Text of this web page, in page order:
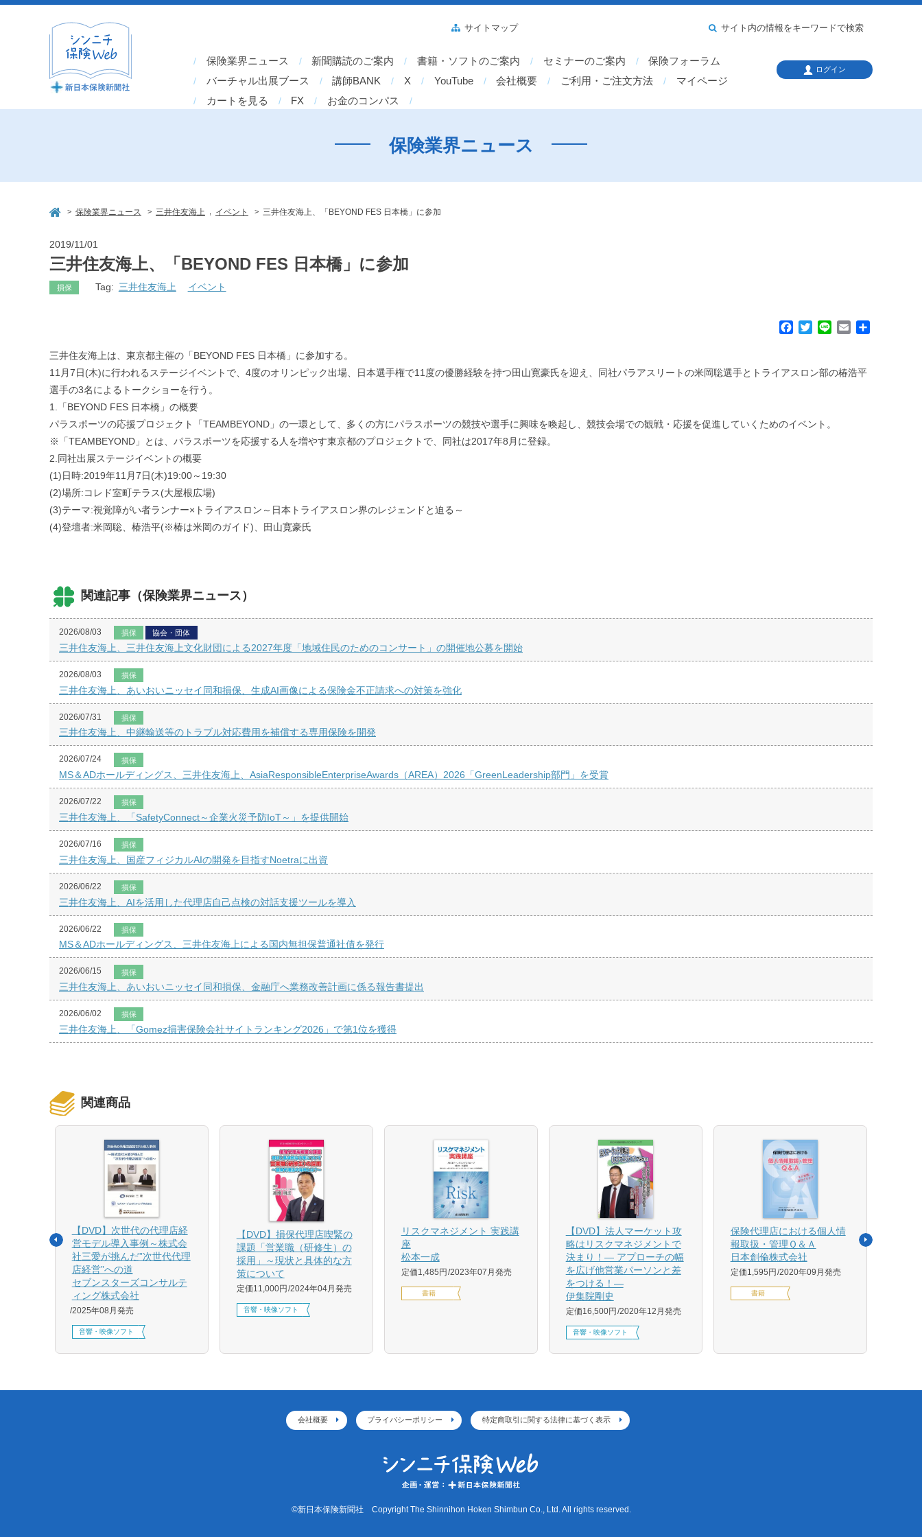
保険業界ニュース 新聞購読のご案内 書籍・ソフトのご案内 セミナーのご案内
保険フォーラム
バーチャル出展ブース
講師BANK X YouTube 会社概要 ご利用・ご注文方法
マイページ
カートを見る
FX お金のコンパス
サイトマップ サイト内の情報をキーワードで検索
ログイン
保険業界ニュース
> 保険業界ニュース > 三井住友海上 イベント > 三井住友海上、「BEYOND FES 日本橋」に参加
2019/11/01
三井住友海上、「BEYOND FES 日本橋」に参加
損保 Tag: 三井住友海上 イベント
e
k
t
e
i
三井住友海上は、東京都主催の「BEYOND FES 日本橋」に参加する。
11月7日(木)に行われるステージイベントで、4度のオリンピック出場、日本選手権で11度の優勝経験を持つ田山寛豪氏を迎え、同社パラアスリートの米岡聡選手とトライアスロン部の椿浩平
選手の3名によるトークショーを行う。
1.「BEYOND FES 日本橋」の概要
パラスポーツの応援プロジェクト「TEAMBEYOND」の一環として、多くの方にパラスポーツの競技や選手に興味を喚起し、競技会場での観戦・応援を促進していくためのイベント。
※「TEAMBEYOND」とは、パラスポーツを応援する人を増やす東京都のプロジェクトで、同社は2017年8月に登録。
2.同社出展ステージイベントの概要
(1)日時:2019年11月7日(木)19:00～19:30
(2)場所:コレド室町テラス(大屋根広場)
(3)テーマ:視覚障がい者ランナー×トライアスロン～日本トライアスロン界のレジェンドと迫る～
(4)登壇者:米岡聡、椿浩平(※椿は米岡のガイド)、田山寛豪氏
関連記事（保険業界ニュース）
2026/08/03 損保 協会・団体
三井住友海上、三井住友海上文化財団による2027年度「地域住民のためのコンサート」の開催地公募を開始
2026/08/03 損保
三井住友海上、あいおいニッセイ同和損保、生成AI画像による保険金不正請求への対策を強化
2026/07/31 損保
三井住友海上、中継輸送等のトラブル対応費用を補償する専用保険を開発
2026/07/24 損保
MS＆ADホールディングス、三井住友海上、AsiaResponsibleEnterpriseAwards（AREA）2026「GreenLeadership部門」を受賞
2026/07/22 損保
三井住友海上、「SafetyConnect～企業火災予防IoT～」を提供開始
2026/07/16 損保
三井住友海上、国産フィジカルAIの開発を目指すNoetraに出資
2026/06/22 損保
三井住友海上、AIを活用した代理店自己点検の対話支援ツールを導入
2026/06/22 損保
MS＆ADホールディングス、三井住友海上による国内無担保普通社債を発行
2026/06/15 損保
三井住友海上、あいおいニッセイ同和損保、金融庁へ業務改善計画に係る報告書提出
2026/06/02 損保
三井住友海上、「Gomez損害保険会社サイトランキング2026」で第1位を獲得
関連商品
【DVD】次世代の代理店経
営モデル導入事例～株式会
社三愛が挑んだ”次世代代理
店経営”への道
セブンスターズコンサルテ
ィング株式会社
2025年08月発売
音響・映像ソフト
【DVD】損保代理店喫緊の
課題「営業職（研修生）の
採用」～現状と具体的な方
策について
定価11,000円 2024年04月発売
音響・映像ソフト
リスクマネジメント 実践講
座
松本一成
定価1,485円 2023年07月発売
書籍
【DVD】法人マーケット攻
略はリスクマネジメントで
決まり！― アプローチの幅
を広げ他営業パーソンと差
をつける！―
伊集院剛史
定価16,500円 2020年12月発売
音響・映像ソフト
保険代理店における個人情
報取扱・管理Ｑ＆Ａ
日本創倫株式会社
定価1,595円 2020年09月発売
書籍
会社概要 プライバシーポリシー 特定商取引に関する法律に基づく表示
©新日本保険新聞社 Copyright The Shinnihon Hoken Shimbun Co., Ltd. All rights reserved.